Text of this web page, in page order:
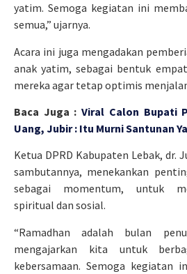
yatim. Semoga kegiatan ini
semua,” ujarnya.
Acara ini juga mengadakan
anak yatim, sebagai bentuk
mereka agar tetap optimis
Baca Juga :Viral Calon Bupati
Uang, Jubir : Itu Murni Santunan
Ketua DPRD Kabupaten Lebak, dr.
sambutannya, menekankan
sebagai momentum, untuk
spiritual dan sosial.
“Ramadhan adalah bulan
mengajarkan kita untuk
kebersamaan. Semoga kegiatan